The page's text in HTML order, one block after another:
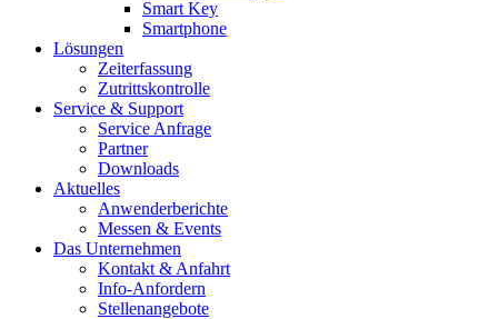
Smart Key
Smartphone
Lösungen
Zeiterfassung
Zutrittskontrolle
Service & Support
Service Anfrage
Partner
Downloads
Aktuelles
Anwenderberichte
Messen & Events
Das Unternehmen
Kontakt & Anfahrt
Info-Anfordern
Stellenangebote